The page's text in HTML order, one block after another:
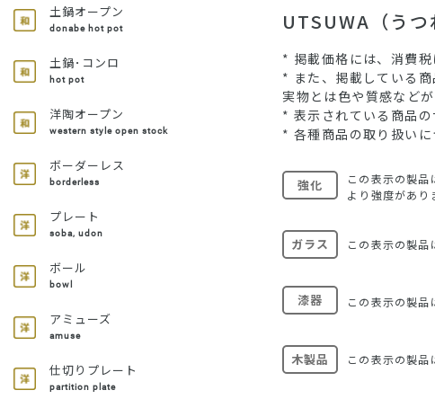
土鍋オープン
donabe hot pot
土鍋･コンロ
hot pot
洋陶オープン
western style open stock
ボーダーレス
borderless
プレート
soba, udon
ボール
bowl
アミューズ
amuse
仕切りプレート
partition plate
UTSUWA（う
* 掲載価格には、消費税
* また、掲載している商
実物とは色や質感など
* 表示されている商品
* 各種商品の取り扱いに
強化
この表示の製
より強度があり
ガラス この表示の製品
漆器 この表示の製品
木製品 この表示の製品